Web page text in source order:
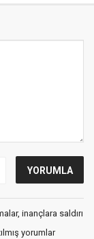
inançlara saldırı
yorumlar